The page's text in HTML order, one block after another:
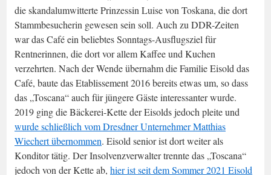
die skandalumwitterte Prinzessin Luise von Toskana, die dort
Stammbesucherin gewesen sein soll. Auch zu DDR-Zeiten
war das Café ein beliebtes Sonntags-Ausflugsziel für
Rentnerinnen, die dort vor allem Kaffee und Kuchen
verzehrten. Nach der Wende übernahm die Familie Eisold das
Café, baute das Etablissement 2016 bereits etwas um, so dass
das „Toscana“ auch für jüngere Gäste interessanter wurde.
2019 ging die Bäckerei-Kette der Eisolds jedoch pleite und
wurde schließlich vom Dresdner Unternehmer Matthias
Wiechert übernommen. Eisold senior ist dort weiter als
Konditor tätig. Der Insolvenzverwalter trennte das „Toscana“
jedoch von der Kette ab, hier ist seit dem Sommer 2021 Eisold